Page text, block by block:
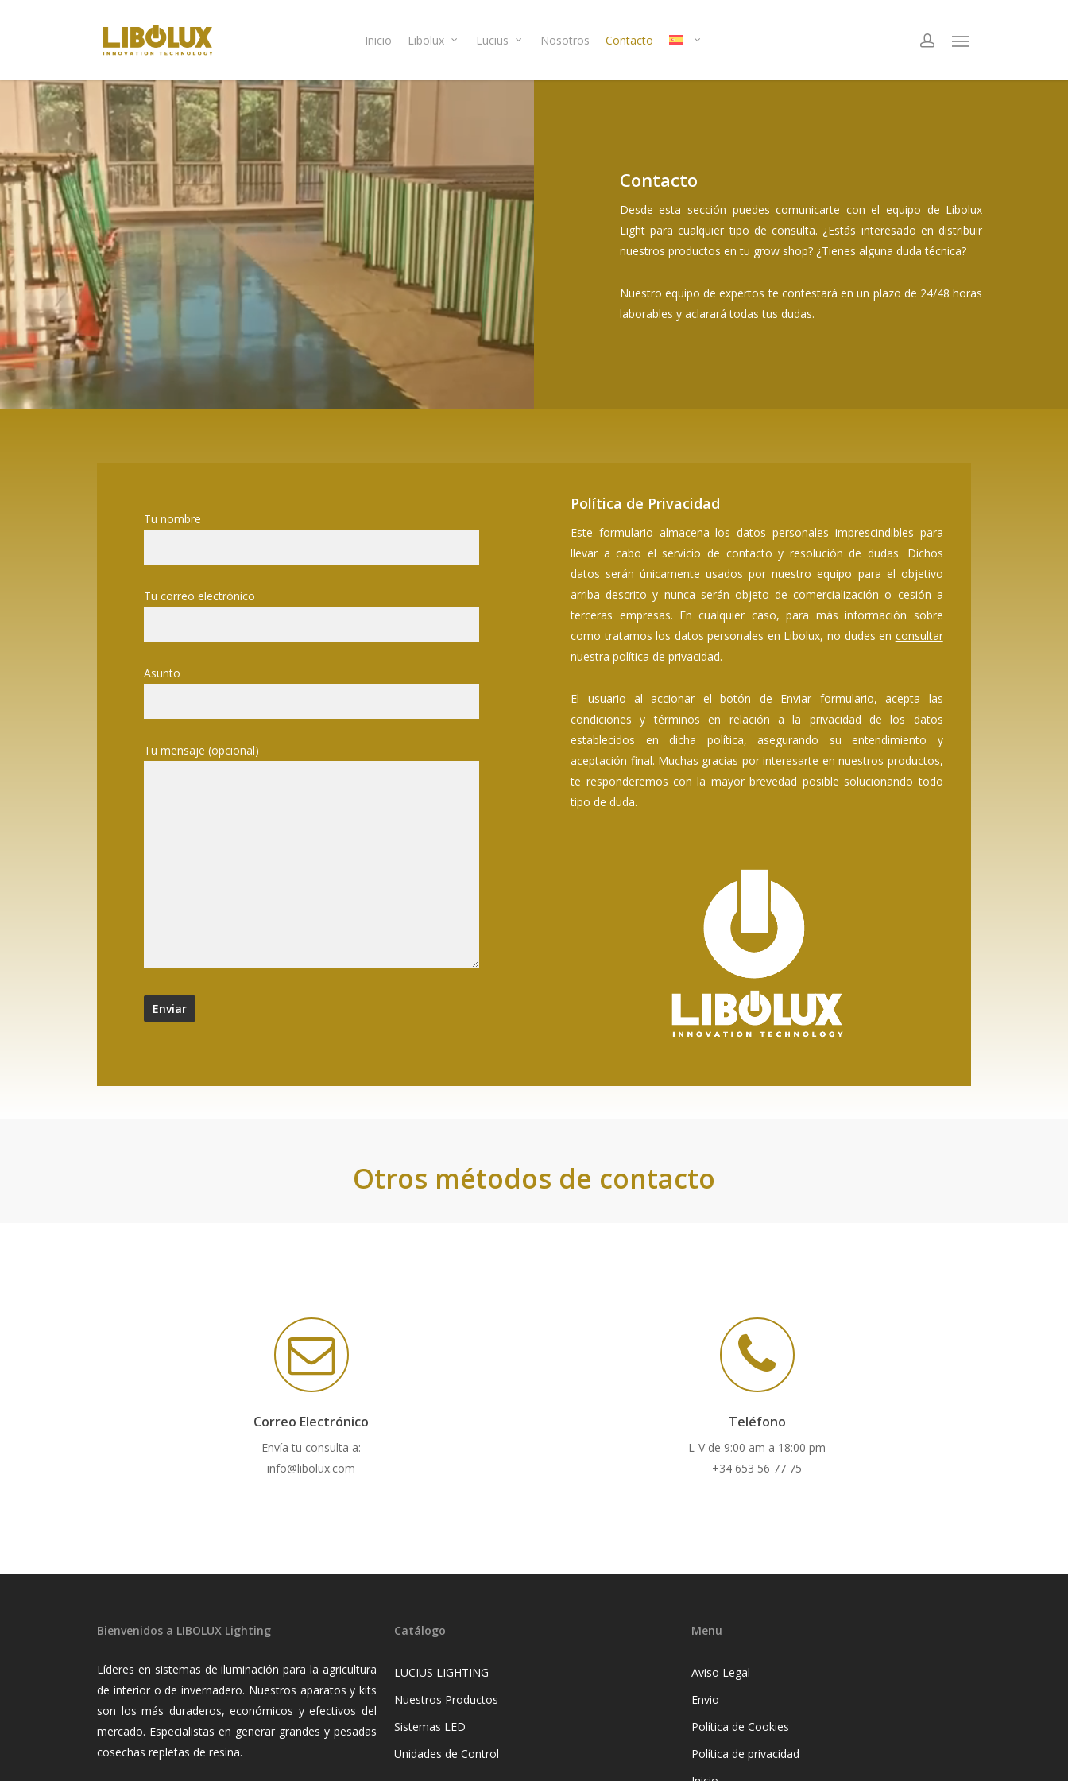
Inicio Libolux Lucius Nosotros Contacto
Contacto
Desde esta sección puedes comunicarte con el equipo de Libolux
Light para cualquier tipo de consulta. ¿Estás interesado en distribuir
nuestros productos en tu grow shop? ¿Tienes alguna duda técnica?
Nuestro equipo de expertos te contestará en un plazo de 24/48 horas
laborables y aclarará todas tus dudas.
Tu nombre
Tu correo electrónico
Asunto
Tu mensaje (opcional)
Política de Privacidad
Este formulario almacena los datos personales imprescindibles para
llevar a cabo el servicio de contacto y resolución de dudas. Dichos
datos serán únicamente usados por nuestro equipo para el objetivo
arriba descrito y nunca serán objeto de comercialización o cesión a
terceras empresas. En cualquier caso, para más información sobre
como tratamos los datos personales en Libolux, no dudes en consultar
nuestra política de privacidad.
El usuario al accionar el botón de Enviar formulario, acepta las
condiciones y términos en relación a la privacidad de los datos
establecidos en dicha política, asegurando su entendimiento y
aceptación final. Muchas gracias por interesarte en nuestros productos,
te responderemos con la mayor brevedad posible solucionando todo
tipo de duda.
Otros métodos de contacto
Correo Electrónico
Envía tu consulta a:
info@libolux.com
Teléfono
L-V de 9:00 am a 18:00 pm
+34 653 56 77 75
Bienvenidos a LIBOLUX Lighting
Líderes en sistemas de iluminación para la agricultura
de interior o de invernadero. Nuestros aparatos y kits
son los más duraderos, económicos y efectivos del
mercado. Especialistas en generar grandes y pesadas
cosechas repletas de resina.
Catálogo
LUCIUS LIGHTING
Nuestros Productos
Sistemas LED
Unidades de Control
Menu
Aviso Legal
Envio
Política de Cookies
Política de privacidad